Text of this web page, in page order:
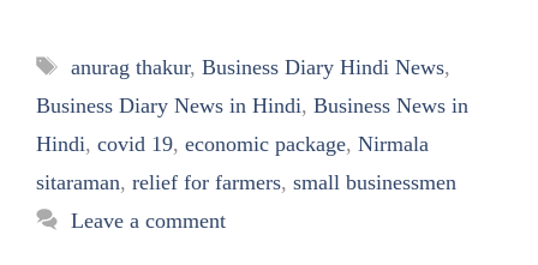
Tags
anurag thakur, Business Diary Hindi News,
Business Diary News in Hindi, Business News in
Hindi, covid 19, economic package, Nirmala
sitaraman, relief for farmers, small businessmen
Leave a comment